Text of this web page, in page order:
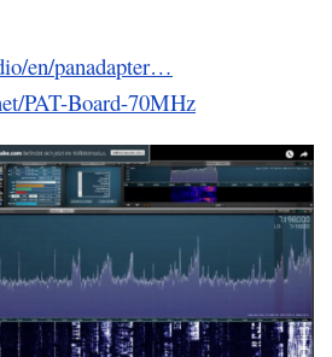
en/panadapter…
PAT-Board-70MHz